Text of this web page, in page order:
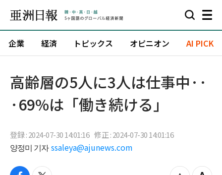
企業 経済 トピックス オピニオン AI PICK
高齢層の5人に3人は仕事中··
·69%は「働き続ける」
登録 : 2024-07-30 14:01:16 修正 : 2024-07-30 14:01:16
양정미 기자 ssaleya@ajunews.com